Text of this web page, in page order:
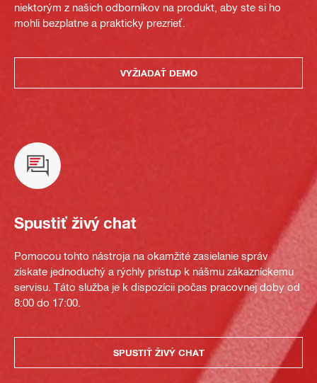
niektorým z našich odborníkov na produkt, aby ste si ho
mohli bezplatne a prakticky prezrieť.
VYŽIADAŤ DEMO
Spustiť živý chat
Pomocou tohto nástroja na okamžité zasielanie správ
získate jednoduchý a rýchly prístup k nášmu zákazníckemu
servisu. Táto služba je k dispozícii počas pracovnej doby od
8:00 do 17:00.
SPUSTIŤ ŽIVÝ CHAT